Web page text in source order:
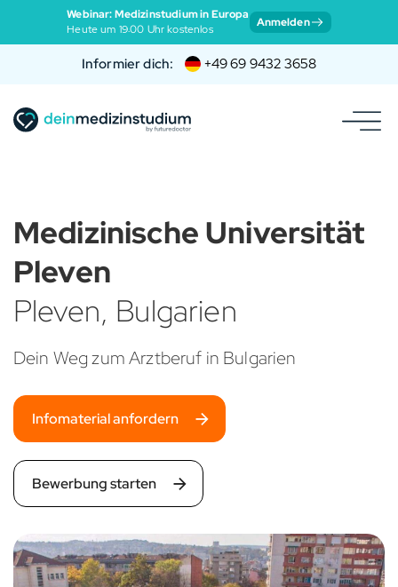
Webinar: Medizinstudium in Europa
Heute um 19:00 Uhr kostenlos
Anmelden
Informier dich: +49 69 9432 3658
Medizinische Universität
Pleven
Pleven, Bulgarien
Dein Weg zum Arztberuf in Bulgarien
Infomaterial anfordern
Bewerbung starten